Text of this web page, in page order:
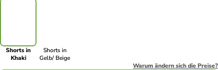
Shorts in
Khaki
Shorts in
Gelb/ Beige
Warum ändern sich die Preise?